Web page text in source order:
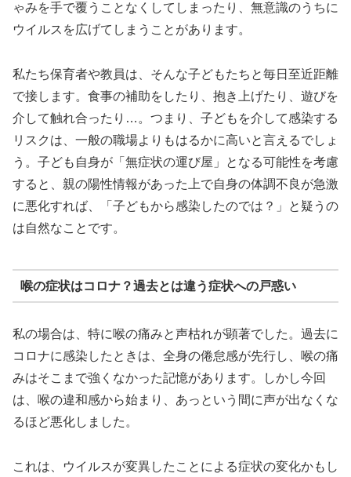
ゃみを手で覆うことなくしてしまったり、無意識のうちに
ウイルスを広げてしまうことがあります。
私たち保育者や教員は、そんな子どもたちと毎日至近距離
で接します。食事の補助をしたり、抱き上げたり、遊びを
介して触れ合ったり…。つまり、子どもを介して感染する
リスクは、一般の職場よりもはるかに高いと言えるでしょ
う。子ども自身が「無症状の運び屋」となる可能性を考慮
すると、親の陽性情報があった上で自身の体調不良が急激
に悪化すれば、「子どもから感染したのでは？」と疑うの
は自然なことです。
喉の症状はコロナ？過去とは違う症状への戸惑い
私の場合は、特に喉の痛みと声枯れが顕著でした。過去に
コロナに感染したときは、全身の倦怠感が先行し、喉の痛
みはそこまで強くなかった記憶があります。しかし今回
は、喉の違和感から始まり、あっという間に声が出なくな
るほど悪化しました。
これは、ウイルスが変異したことによる症状の変化かもし